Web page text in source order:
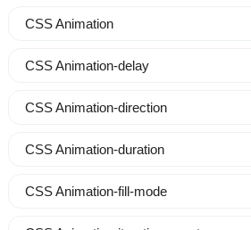
CSS Animation
CSS Animation-delay
CSS Animation-direction
CSS Animation-duration
CSS Animation-fill-mode